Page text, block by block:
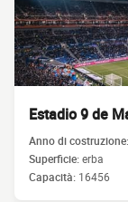
Estadio 9 de
Anno di costruzione:
Superficie:erba
Capacità: 16456